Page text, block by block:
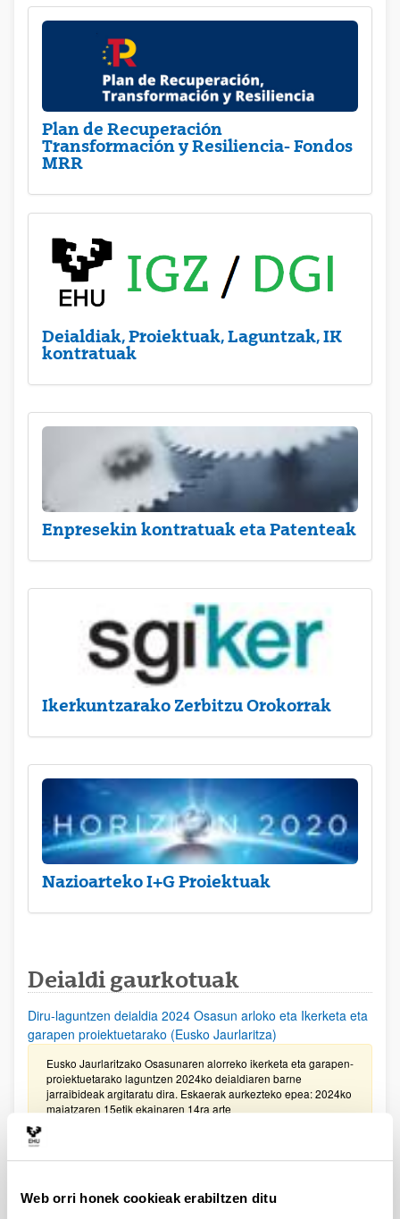
Web orri honek cookieak erabiltzen ditu
Plan de Recuperación
Transformación y Resiliencia- Fondos
MRR
Deialdiak, Proiektuak, Laguntzak, IK
kontratuak
Enpresekin kontratuak eta Patenteak
Ikerkuntzarako Zerbitzu Orokorrak
Nazioarteko I+G Proiektuak
Deialdi gaurkotuak
Diru-laguntzen deialdia 2024 Osasun arloko eta Ikerketa eta
garapen proiektuetarako (Eusko Jaurlaritza)
Eusko Jaurlaritzako Osasunaren alorreko ikerketa eta garapen-
proiektuetarako laguntzen 2024ko deialdiaren barne
jarraibideak argitaratu dira. Eskaerak aurkezteko epea: 2024ko
maiatzaren 15etik ekainaren 14ra arte
Gipuzkoako Zientzia, Teknologia eta Berrikuntza Sarea
Eskaerak aurkezteko epea 2024ko ekainaren 7an bukatuko da,